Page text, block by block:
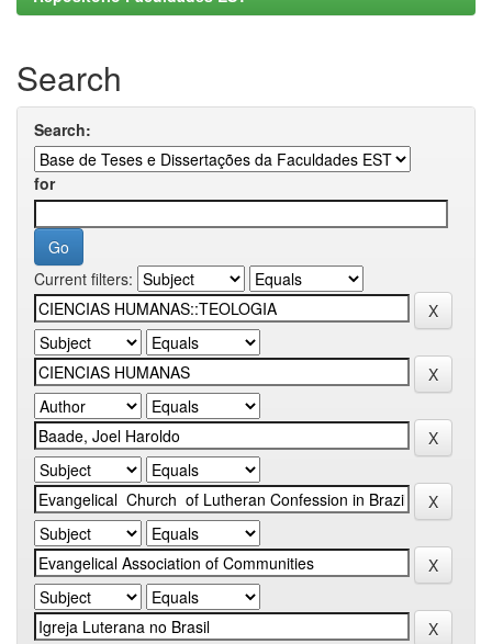
Search
Search:
for
Current filters: